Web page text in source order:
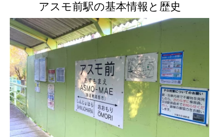
アスモ前駅の基本情報と歴史